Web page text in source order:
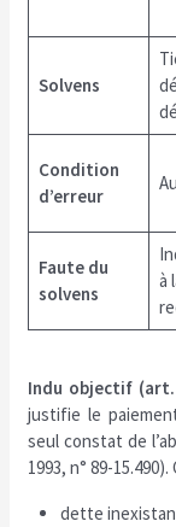
Solvens
Condition
d’erreur
Faute du
solvens
à
Indu objectif (art.
justifie le
seul constat de
1993, n° 89-
dette